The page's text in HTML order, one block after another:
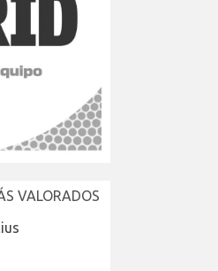
VALORADOS